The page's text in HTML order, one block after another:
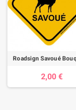
Roadsign Savoué
2,00 €